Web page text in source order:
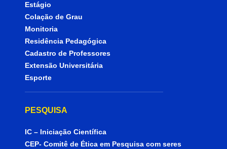
Estágio
Colação de Grau
Monitoria
Residência Pedagógica
Cadastro de Professores
Extensão Universitária
Esporte
PESQUISA
IC – Iniciação Científica
CEP- Comitê de Ética em Pesquisa com seres